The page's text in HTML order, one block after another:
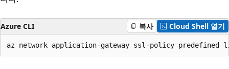
Azure CLI 복사 Cloud Shell 열기
az network application-gateway ssl-policy predefined